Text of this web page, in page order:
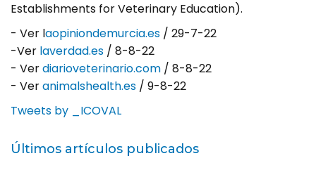
Establishments for Veterinary Education).
- Ver laopiniondemurcia.es / 29-7-22
-Ver laverdad.es / 8-8-22
- Verdiarioveterinario.com / 8-8-22
- Veranimalshealth.es / 9-8-22
Tweets by _ICOVAL
Últimos artículos publicados